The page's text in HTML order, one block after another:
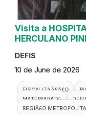
Visita a
HERCULANO
DEFIS
10 de June de 2026
FISCALIZAÃ§Ã£O
MATERNIDADE
REGIÃ£O